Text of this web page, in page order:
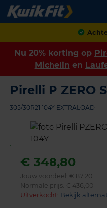
Nu 20% korting op
Michelin en
Pirelli P ZERO
305/30R21 104Y EXTRALOAD
€ 348,80
Jouw voordeel: € 87,20
Normale prijs: € 436,00
Uitverkocht: Bekijk